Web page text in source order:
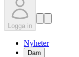
Logga in
Nyheter
Dam